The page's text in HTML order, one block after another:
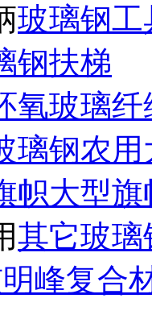
玻璃钢工
钢扶梯
氧玻璃纤
璃钢农
帜大型旗
其它玻璃
峰复合